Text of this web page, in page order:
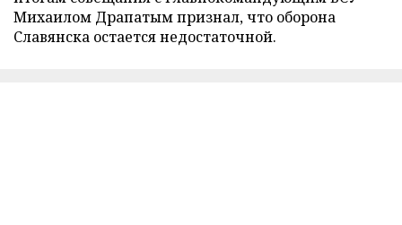
Михаилом Драпатым признал, что оборона
Славянска остается недостаточной.